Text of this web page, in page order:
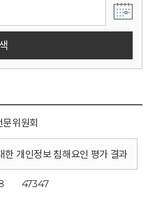
위원회
한 개인정보 침해요인 평가 결과
47347